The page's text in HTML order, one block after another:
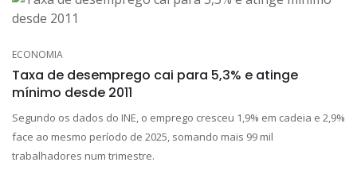
ECONOMIA
Taxa de desemprego cai para 5,3% e atinge
mínimo desde 2011
Segundo os dados do INE, o emprego cresceu 1,9% em cadeia e 2,9%
face ao mesmo período de 2025, somando mais 99 mil
trabalhadores num trimestre.